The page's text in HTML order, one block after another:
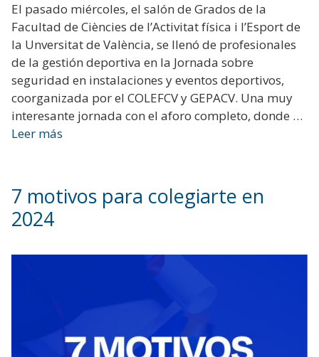
El pasado miércoles, el salón de Grados de la
Facultad de Ciències de l’Activitat física i l’Esport de
la Unversitat de València, se llenó de profesionales
de la gestión deportiva en la Jornada sobre
seguridad en instalaciones y eventos deportivos,
coorganizada por el COLEFCV y GEPACV. Una muy
interesante jornada con el aforo completo, donde …
Leer más
7 motivos para colegiarte en
2024